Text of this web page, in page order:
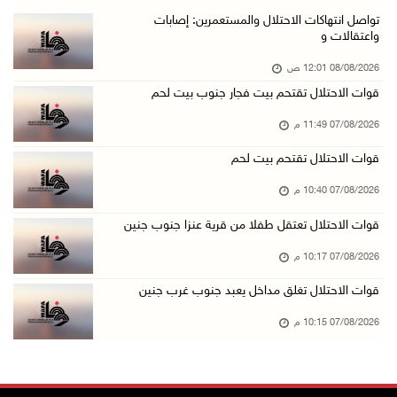
بعد تجديد منع زيارات المعتقلين: أبو الحمص يدع ...
الرئاسة ترحب بإطلاق السعودية التحالف البحري ا ...
07/آب/2026 06:17 م
(محدث) نابلس: إصابة مواطن واعتقاله إثر هجوم ل ...
07/آب/2026 06:04 م
الرئاسة ترحب باتفاقية مكة للدفاع المشترك بين ...
بيروت: اللجنة الفنية للمجلس الوطني تناقش التر ...
07/آب/2026 03:31 م
تواصل انتهاكات الاحتلال والمستعمرين: إصابات
واعتقالات و
08/08/2026 12:01 ص
قوات الاحتلال تقتحم بيت فجار جنوب بيت لحم
07/08/2026 11:49 م
قوات الاحتلال تقتحم بيت لحم
07/08/2026 10:40 م
قوات الاحتلال تعتقل طفلا من قرية عنزا جنوب جنين
07/08/2026 10:17 م
قوات الاحتلال تغلق مداخل يعبد جنوب غرب جنين
07/08/2026 10:15 م